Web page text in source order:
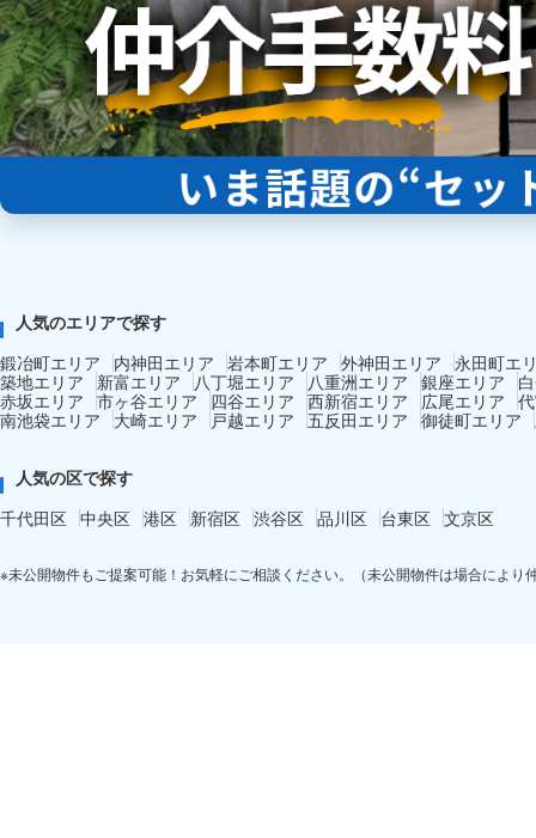
人気のエリアで探す
鍛冶町エリア
内神田エリア 岩本町エリア 外神田エリア
永田町エ
築地エリア
新富エリア 八丁堀エリア 八重洲エリア 銀座エリア
赤坂エリア 市ヶ谷エリア 四谷エリア 西新宿エリア 広尾エリア
南池袋エリア
大崎エリア 戸越エリア 五反田エリア 御徒町エリア
人気の区で探す
千代田区 中央区 港区 新宿区 渋谷区 品川区 台東区 文京区
※未公開物件もご提案可能！お気軽にご相談ください。（未公開物件は場合により